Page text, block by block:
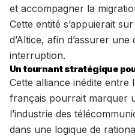
et accompagner la
Cette entité s’appuierait
d’Altice, afin d’assurer
interruption.
Un tournant stratégique
Cette alliance inédite
français pourrait marquer
l’industrie des
dans une logique de